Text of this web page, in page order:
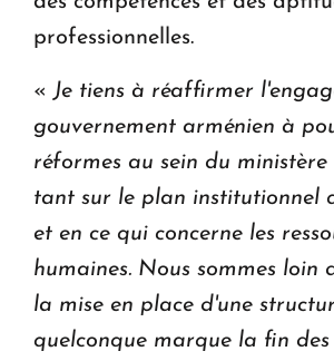
professionnelles.
« Je tiens à réaffirmer
gouvernement arménien à
réformes au sein du ministère
tant sur le plan institutionnel
et en ce qui concerne les
humaines. Nous sommes loin
la mise en place d'une
quelconque marque la fin des